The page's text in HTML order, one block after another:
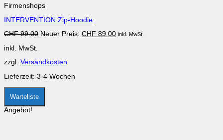
weist
Varianten
Die
können
der
Produktseite
gewählt
werden
Firmenshops
INTERVENTION Zip-Hoodie
CHF99.00 Ursprünglicher
Neuer Preis: CHF 89.00Aktueller
inkl. MwSt.
inkl. MwSt.
zzgl. Versandkosten
Lieferzeit: 3-4 Wochen
Warteliste
Angebot!